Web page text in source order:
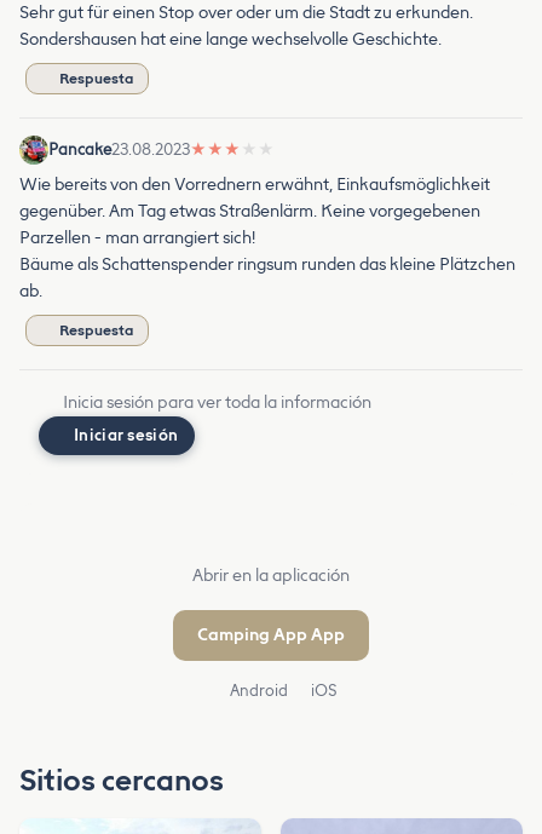
Sehr gut für einen Stop over oder um die Stadt zu erkunden.
Sondershausen hat eine lange wechselvolle Geschichte.
Respuesta
Pancake23.08.2023★ ★ ★ ★ ★
Wie bereits von den Vorrednern erwähnt, Einkaufsmöglichkeit
gegenüber. Am Tag etwas Straßenlärm. Keine vorgegebenen
Parzellen - man arrangiert sich!
Bäume als Schattenspender ringsum runden das kleine Plätzchen
ab.
Respuesta
Inicia sesión para ver toda la información
Iniciar sesión
Abrir en la aplicación
Camping App App
Android iOS
Sitios cercanos